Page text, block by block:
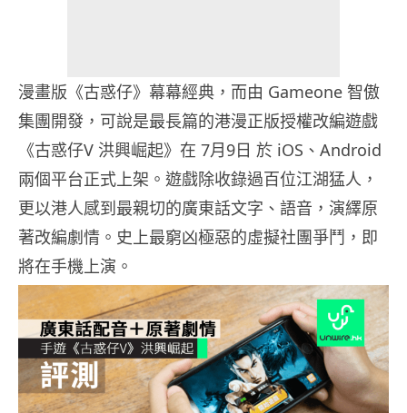
漫畫版《古惑仔》幕幕經典，而由 Gameone 智傲
集團開發，可說是最長篇的港漫正版授權改編遊戲
《古惑仔V 洪興崛起》在 7月9日 於 iOS、Android
兩個平台正式上架。遊戲除收錄過百位江湖猛人，
更以港人感到最親切的廣東話文字、語音，演繹原
著改編劇情。史上最窮凶極惡的虛擬社團爭鬥，即
將在手機上演。